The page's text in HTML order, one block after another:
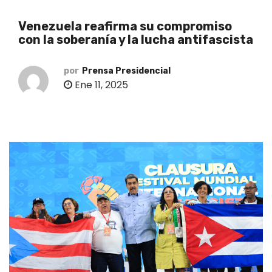
Venezuela reafirma su compromiso
con la soberanía y la lucha antifascista
por Prensa Presidencial
Ene 11, 2025